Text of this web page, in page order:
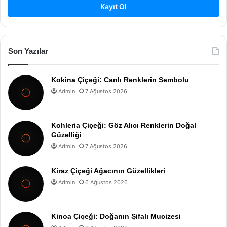
Kayıt Ol
Son Yazılar
Kokina Çiçeği: Canlı Renklerin Sembolu
Admin 7 Ağustos 2026
Kohleria Çiçeği: Göz Alıcı Renklerin Doğal
Güzelliği
Admin 7 Ağustos 2026
Kiraz Çiçeği Ağacının Güzellikleri
Admin 6 Ağustos 2026
Kinoa Çiçeği: Doğanın Şifalı Mucizesi